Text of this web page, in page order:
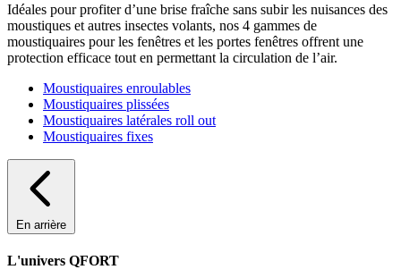
Idéales pour profiter d’une brise fraîche sans subir les nuisances des
moustiques et autres insectes volants, nos 4 gammes de
moustiquaires pour les fenêtres et les portes fenêtres offrent une
protection efficace tout en permettant la circulation de l’air.
Moustiquaires enroulables
Moustiquaires plissées
Moustiquaires latérales roll out
Moustiquaires fixes
En arrière
L'univers QFORT